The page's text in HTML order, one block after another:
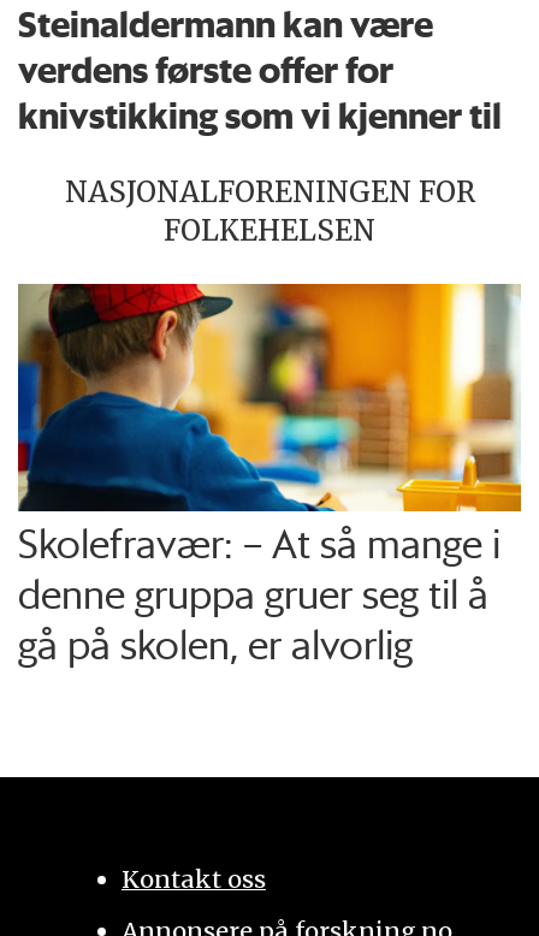
Steinaldermann kan være
verdens første offer for
knivstikking som vi kjenner til
NASJONALFORENINGEN FOR
FOLKEHELSEN
Skolefravær: – At så mange i
denne gruppa gruer seg til å
gå på skolen, er alvorlig
Kontakt oss